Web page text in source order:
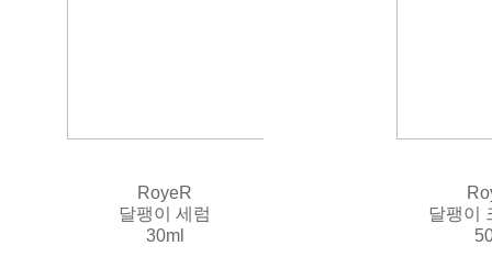
RoyeR
달팽이 세럼
30ml
달팽이